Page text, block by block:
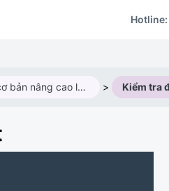
Hotline:
Toán cơ bản nâng cao lớp 6AV4 (2025 - 2026) >